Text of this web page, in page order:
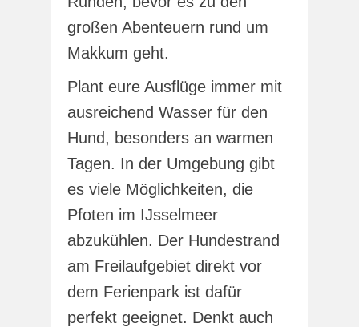
großen Abenteuern rund um
Makkum geht.
Plant eure Ausflüge immer mit
ausreichend Wasser für den
Hund, besonders an warmen
Tagen. In der Umgebung gibt
es viele Möglichkeiten, die
Pfoten im IJsselmeer
abzukühlen. Der Hundestrand
am Freilaufgebiet direkt vor
dem Ferienpark ist dafür
perfekt geeignet. Denkt auch